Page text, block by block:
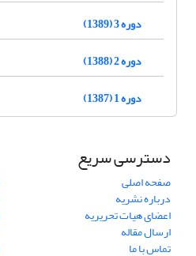
دوره 3 (1389)
دوره 2 (1388)
دوره 1 (1387)
دسترسی سریع
صفحه اصلی
درباره نشریه
اعضای هیات تحریریه
ارسال مقاله
تماس با ما